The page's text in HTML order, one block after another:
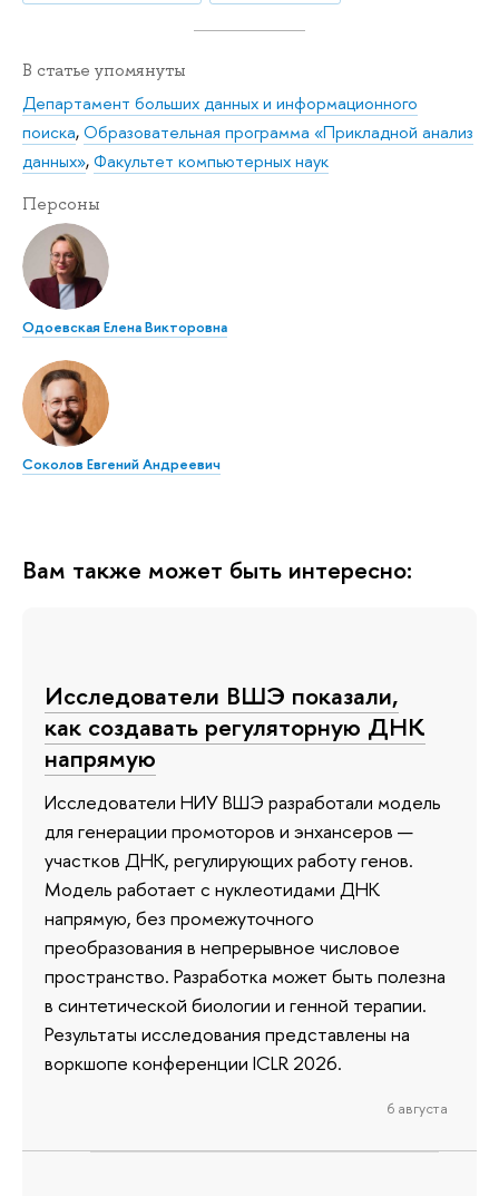
В статье упомянуты
Департамент больших данных и информационного
поиска,Образовательная программа «Прикладной анализ
данных»,Факультет компьютерных наук
Персоны
Одоевская Елена Викторовна
Соколов Евгений Андреевич
Вам также может быть интересно:
Исследователи ВШЭ показали,
как создавать регуляторную ДНК
напрямую
Исследователи НИУ ВШЭ разработали модель
для генерации промоторов и энхансеров —
участков ДНК, регулирующих работу генов.
Модель работает с нуклеотидами ДНК
напрямую, без промежуточного
преобразования в непрерывное числовое
пространство. Разработка может быть полезна
в синтетической биологии и генной терапии.
Результаты исследования представлены на
воркшопе конференции ICLR 2026.
6 августа